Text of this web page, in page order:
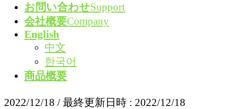
お問い合わせSupport
会社概要Company
English
中文
한국어
商品概要
2022/12/18 / 最終更新日時 : 2022/12/18